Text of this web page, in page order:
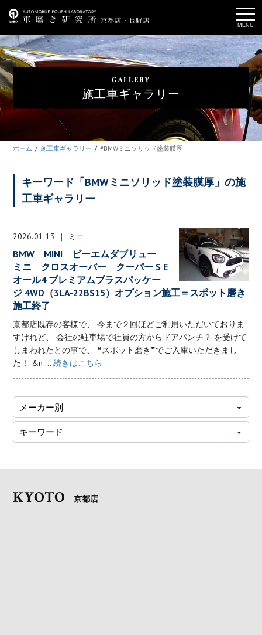
t
o
g
g
l
e
n
a
a
t
i
o
n
GALLERY
施工車ギャラリー
ホーム 施工車ギャラリー #BMWミニソリッド塗装膜厚
キーワード「BMWミニソリッド塗装膜厚」の施
工車ギャラリー
2026.01.13 ミニ
BMW MINI ビーエムダブリュー
ミニ クロスオーバー クーパー S E
オール4 プレミアムプラスパッケー
ジ 4WD（3LA-22BS15）オプション施工＝スポット磨き
施工終了
京都店既存の客様で、 今まで２回ほどご利用いただいておりま
すけれど、 会社の駐車場で社員の方からドアパンチ？ を受けて
しまわれたとの事で、 ❝スポット磨き❞でご入庫いただきまし
た！ &n ...続きはこちら
KYOTO 京都店